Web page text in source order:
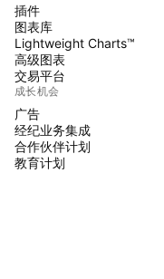
插件
图表库
Lightweight Charts™
高级图表
交易平台
成长机会
广告
经纪业务集成
合作伙伴计划
教育计划